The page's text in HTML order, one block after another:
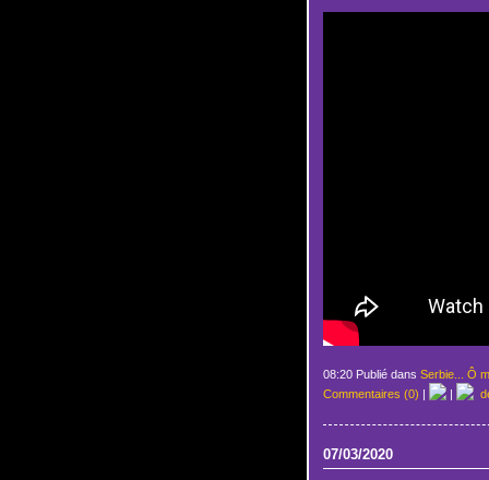
08:20 Publié dans Serbie... Ô
Commentaires (0)
|
07/03/2020